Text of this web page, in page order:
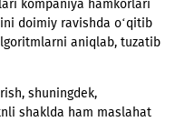
ona tilimizda amalga
tushunadi,
ajratib oladi. Buning
lug‘atlarni yaratish va
ishlar bajarildi.
hali oldinda